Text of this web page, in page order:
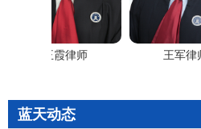
王霞律师 王军律师
蓝天动态